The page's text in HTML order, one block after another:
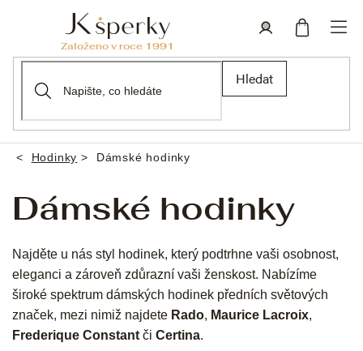
Hledat
Domů
Hodinky Dámské hodinky
Dámské hodinky
Najděte u nás styl hodinek, který podtrhne vaši osobnost,
eleganci a zároveň zdůrazní vaši ženskost. Nabízíme
široké spektrum dámských hodinek předních světových
značek, mezi nimiž najdete Rado, Maurice Lacroix,
Frederique Constant či Certina.